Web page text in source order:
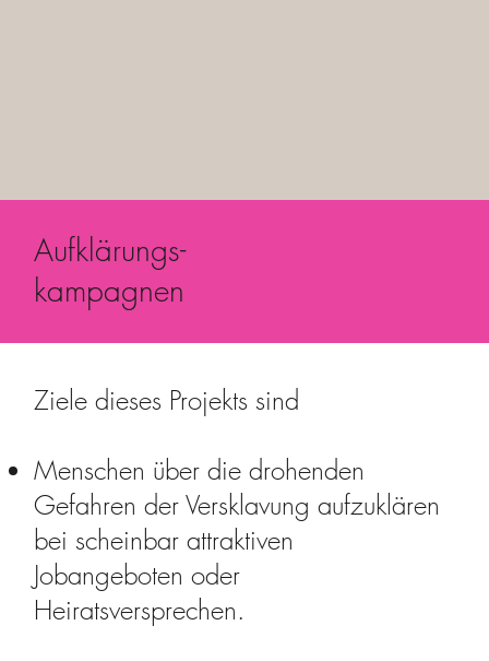
Ziele dieses Projekts sind
Menschen über die drohenden
Gefahren der Versklavung aufzuklären
bei scheinbar attraktiven
Jobangeboten oder
Heiratsversprechen.
Aufklärungs-
kampagnen